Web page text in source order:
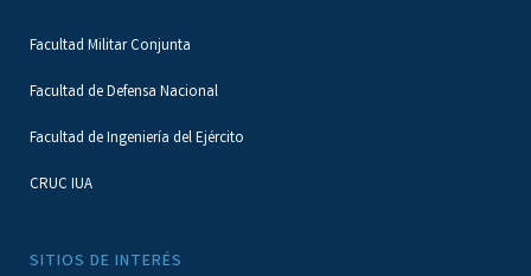
Facultad Militar Conjunta
Facultad de Defensa Nacional
Facultad de Ingeniería del Ejército
CRUC IUA
SITIOS DE INTERÉS